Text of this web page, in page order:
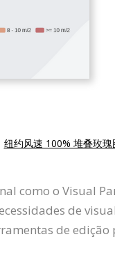
纽约风速 100% 堆叠玫瑰
como o Visual
de
de